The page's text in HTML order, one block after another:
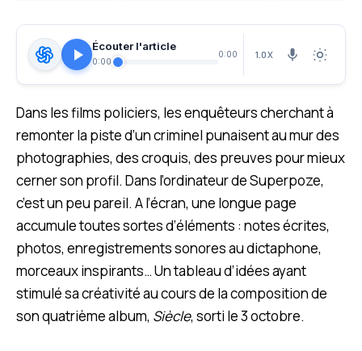
Écouter l'article
0:00
0:00 1.0X
Dans les films policiers, les enquêteurs cherchant à
remonter la piste d’un criminel punaisent au mur des
photographies, des croquis, des preuves pour mieux
cerner son profil. Dans l’ordinateur de Superpoze,
c’est un peu pareil. A l’écran, une longue page
accumule toutes sortes d’éléments : notes écrites,
photos, enregistrements sonores au dictaphone,
morceaux inspirants… Un tableau d’idées ayant
stimulé sa créativité au cours de la composition de
son quatrième album, Siècle, sorti le 3 octobre.